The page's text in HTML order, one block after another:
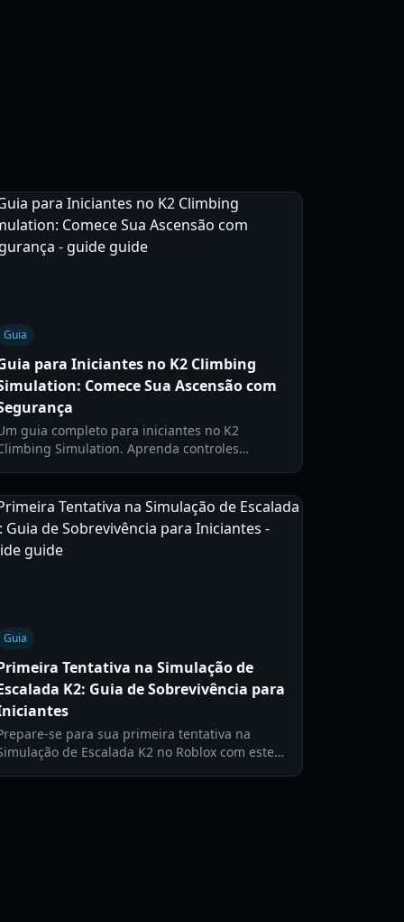
Guia
para Iniciantes no K2 Climbing
Comece Sua Ascensão com
guia completo para iniciantes no K2
Simulation. Aprenda controles
para conquistar a Montanha
no Roblox.
Guia
Tentativa na Simulação de
K2: Guia de Sobrevivência para
se para sua primeira tentativa na
de Escalada K2 no Roblox com este